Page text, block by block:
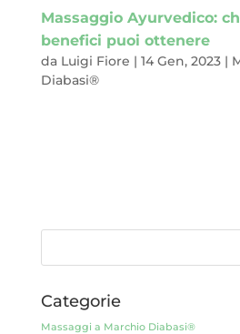
Massaggio Ayurvedico:
benefici puoi ottenere
da Luigi Fiore | 14 Gen, 2023|
Diabasi®
Categorie
Massaggi a Marchio Diabasi®